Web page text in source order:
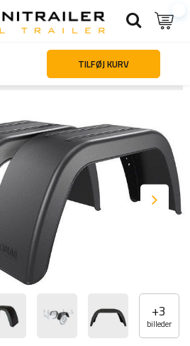
Hjul fælge dæk Stænkskærme og
+3
billeder
TILFØJ KURV